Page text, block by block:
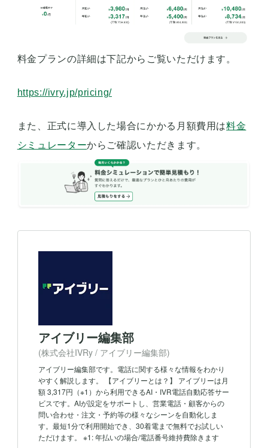
料金プランの詳細は下記からご覧いただけます。
https://ivry.jp/pricing/
また、正式に導入した場合にかかる月額費用は料金
シミュレーターからご確認いただきます。
アイブリー編集部
(株式会社IVRy / アイブリー編集部)
アイブリー編集部です。電話に関する様々な情報をわかり
やすく解説します。 【アイブリーとは？】 アイブリーは月
額 3,317円（※1）から利用できるAI・IVR電話自動応答サー
ビスです。AIが設定をサポートし、営業電話・顧客からの
問い合わせ・注文・予約等の様々なシーンを自動化しま
す。最短1分で利用開始でき、30着電まで無料でお試しい
ただけます。 ※1: 年払いの場合/電話番号維持費除きます